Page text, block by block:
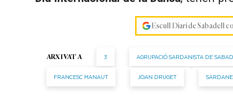
Escull Diari de Sabadell
ARXIVAT A 3 AGRUPACIÓ SARDANISTA DE
FRANCESC MANAUT JOAN DRUGET SARDANE